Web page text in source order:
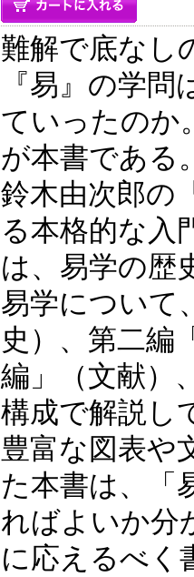
難解で底なし
『易』の学
ていったのか
が本書である
鈴木由次郎の
る本格的な入
は、易学の歴
易学について
史）、第二編
編」（文献）
構成で解説し
豊富な図表や
た本書は、「
ればよいか分
に応えるべく